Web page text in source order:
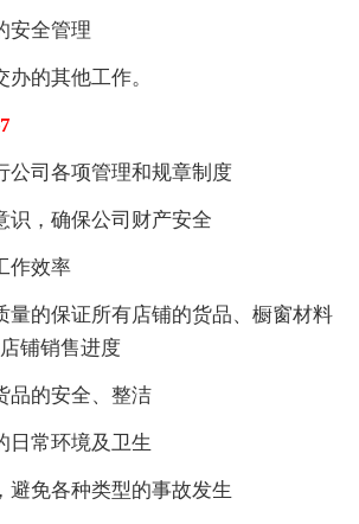
全管理
的其他工作。
司各项管理和规章制度
，确保公司财产安全
效率
的保证所有店铺的货品、橱窗材料
铺销售进度
的安全、整洁
常环境及卫生
免各种类型的事故发生